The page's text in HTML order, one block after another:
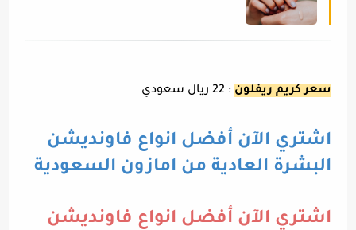
سعر كريم ريفلون : 22 ريال سعودي
اشتري الآن أفضل انواع فاونديشن
البشرة العادية من امازون السعودية
اشتري الآن أفضل انواع فاونديشن